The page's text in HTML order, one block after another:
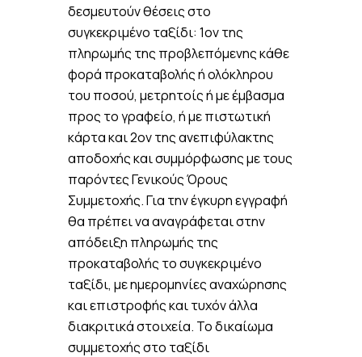
δεσμευτούν θέσεις στο
συγκεκριμένο ταξίδι: 1ον της
πληρωμής της προβλεπόμενης κάθε
φορά προκαταβολής ή ολόκληρου
του ποσού, μετρητοίς ή με έμβασμα
προς το γραφείο, ή με πιστωτική
κάρτα και 2ον της ανεπιφύλακτης
αποδοχής και συμμόρφωσης με τους
παρόντες Γενικούς Όρους
Συμμετοχής. Για την έγκυρη εγγραφή
θα πρέπει να αναγράφεται στην
απόδειξη πληρωμής της
προκαταβολής το συγκεκριμένο
ταξίδι, με ημερομηνίες αναχώρησης
και επιστροφής και τυχόν άλλα
διακριτικά στοιχεία. Το δικαίωμα
συμμετοχής στο ταξίδι